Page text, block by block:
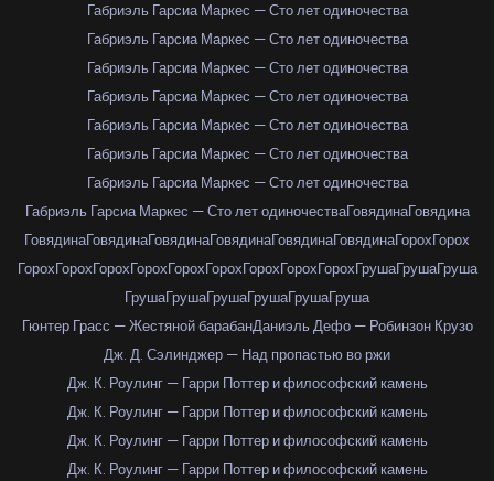
Габриэль Гарсиа Маркес — Сто лет одиночества
Габриэль Гарсиа Маркес — Сто лет одиночества
Габриэль Гарсиа Маркес — Сто лет одиночества
Габриэль Гарсиа Маркес — Сто лет одиночества
Габриэль Гарсиа Маркес — Сто лет одиночества
Габриэль Гарсиа Маркес — Сто лет одиночества
Габриэль Гарсиа Маркес — Сто лет одиночества
Габриэль Гарсиа Маркес — Сто лет одиночестваГовядинаГовядина
ГовядинаГовядинаГовядинаГовядинаГовядинаГовядинаГорохГорох
ГорохГорохГорохГорохГорохГорохГорохГорохГорохГрушаГрушаГруша
ГрушаГрушаГрушаГрушаГрушаГруша
Гюнтер Грасс — Жестяной барабанДаниэль Дефо — Робинзон Крузо
Дж. Д. Сэлинджер — Над пропастью во ржи
Дж. К. Роулинг — Гарри Поттер и философский камень
Дж. К. Роулинг — Гарри Поттер и философский камень
Дж. К. Роулинг — Гарри Поттер и философский камень
Дж. К. Роулинг — Гарри Поттер и философский камень